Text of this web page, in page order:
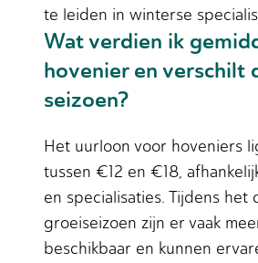
te leiden in winterse
Wat verdien ik
hovenier en verschilt
seizoen?
Het uurloon voor hoveniers
tussen €12 en €18,
en specialisaties. Tijdens het
groeiseizoen zijn er vaak
beschikbaar en kunnen